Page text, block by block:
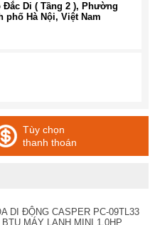
Đắc Di ( Tầng 2 ), Phường
phố Hà Nội, Việt Nam
Tùy chọn
thanh thoán
DI ĐỘNG CASPER PC-09TL33
BTU MÁY LẠNH MINI 1.0HP